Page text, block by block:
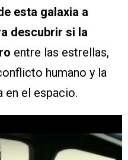
esta galaxia a
descubrir si la
entre las estrellas,
humano y la
en el espacio.